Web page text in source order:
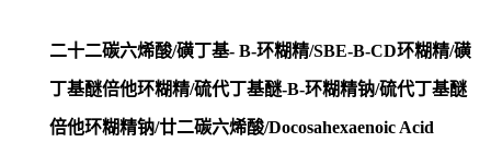
二十二碳六烯酸/磺丁基- Β-环糊精/SBE-B-CD环糊精/磺
丁基醚倍他环糊精/硫代丁基醚-Β-环糊精钠/硫代丁基醚
倍他环糊精钠/廿二碳六烯酸/Docosahexaenoic Acid